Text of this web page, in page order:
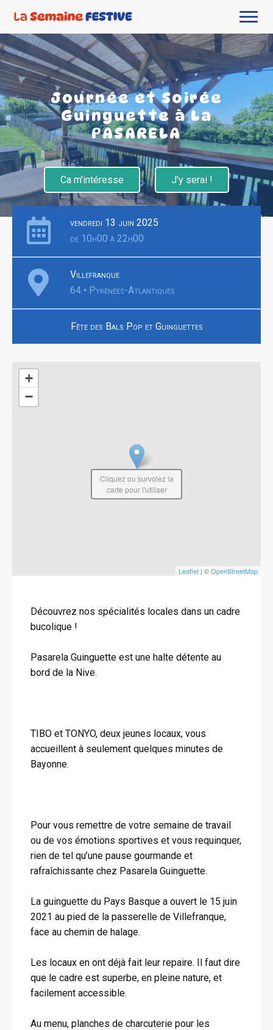
Journée et Soirée
Guinguette à La
PASARELA
Ca m'intéresse J'y serai !
vendredi 13 juin 2025
de 10h00 à 22h00
Villefranque
64 • Pyrénées-Atlantiques
Fête des Bals Pop et Guinguettes
+
−
Leaflet | ©OpenStreetMap
Cliquez ou survolez la
carte pour l'utiliser
Découvrez nos spécialités locales dans un cadre
bucolique !
Pasarela Guinguette est une halte détente au
bord de la Nive.
TIBO et TONYO, deux jeunes locaux, vous
accueillent à seulement quelques minutes de
Bayonne.
Pour vous remettre de votre semaine de travail
ou de vos émotions sportives et vous requinquer,
rien de tel qu’une pause gourmande et
rafraîchissante chez Pasarela Guinguette.
La guinguette du Pays Basque a ouvert le 15 juin
2021 au pied de la passerelle de Villefranque,
face au chemin de halage.
Les locaux en ont déjà fait leur repaire. Il faut dire
que le cadre est superbe, en pleine nature, et
facilement accessible.
Au menu, planches de charcuterie pour les